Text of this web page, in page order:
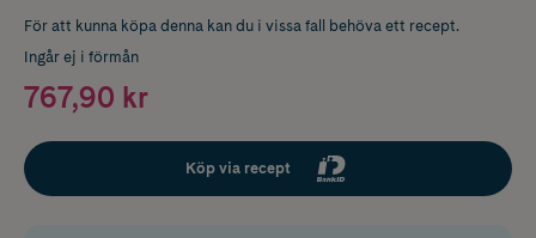
För att kunna köpa denna kan du i vissa fall behöva ett recept.
Ingår ej i förmån
767,90 kr
Köp via recept